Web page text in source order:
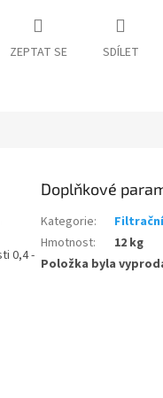
ZEPTAT SE SDÍLET
0,4 -
Doplňkové
Kategorie:
Hmotnost:
12 kg
Položka byla